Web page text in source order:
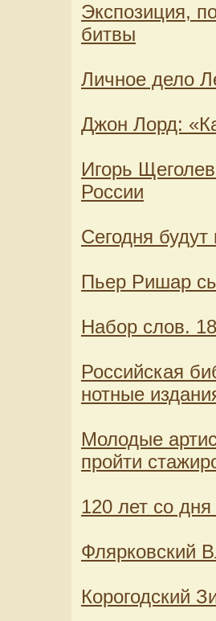
Экспозиция,
битвы
Личное дело
Джон Лорд:
Игорь
России
Сегодня
Пьер Ришар
Набор слов.
Российская
нотные
Молодые
пройти
120 лет со
Флярковский
Корогодский